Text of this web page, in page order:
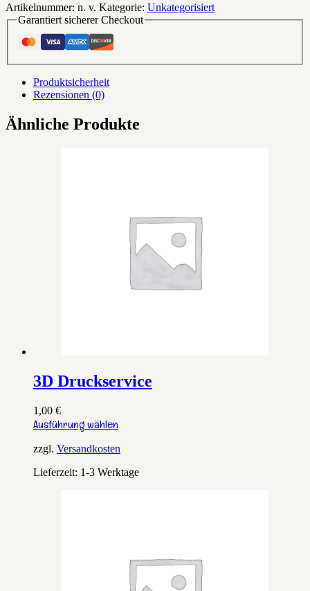
Artikelnummer: n. v. Kategorie: Unkategorisiert
Garantiert sicherer Checkout
Produktsicherheit
Rezensionen (0)
Ähnliche Produkte
3D Druckservice
1,00 €
Ausführung wählen
weist
Varianten
Produktseite
gewählt
werden
zzgl. Versandkosten
Lieferzeit: 1-3 Werktage